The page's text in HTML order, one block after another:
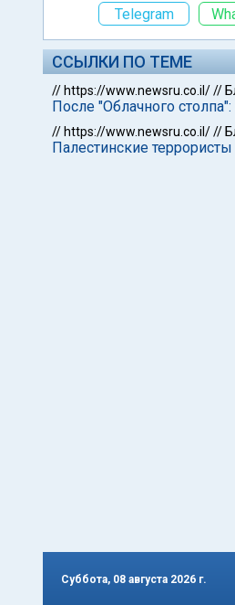
Telegram
ССЫЛКИ ПО ТЕМЕ
// https://www.newsru.co.il///
После "Облачного
// https://www.newsru.co.il///
Палестинские
Суббота, 08 августа 2026 г.